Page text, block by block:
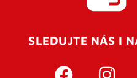
SLEDUJTE NÁS I